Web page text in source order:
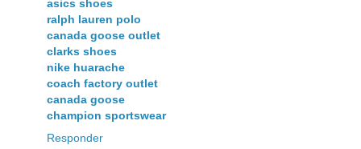
asics shoes
ralph lauren polo
canada goose outlet
clarks shoes
nike huarache
coach factory outlet
canada goose
champion sportswear
Responder